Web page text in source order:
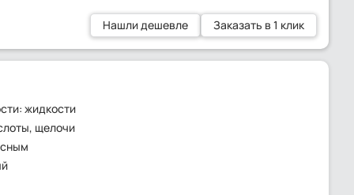
Нашли дешевле Заказать в 1 клик
жидкости
щелочи